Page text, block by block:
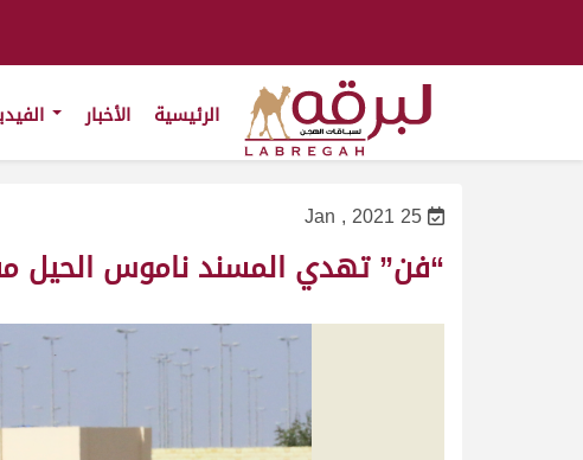
الرئيسية الأخبار
25 Jan , 2021
“فن” تهدي المسند ناموس الحيل